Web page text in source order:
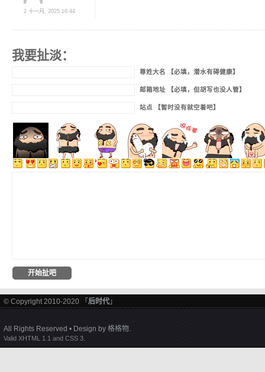
2 十一月, 2025 16:44
我要扯淡：
尊姓大名 【必填，潜水有碍健康】
邮箱地址 【必填，但胡写也没人管】
站点 【暂时没有就空着吧】
© Copyright 2010-2020 「 后时代 」
All Rights Reserved • Design by 格格物.
Valid XHTML 1.1 and CSS 3.